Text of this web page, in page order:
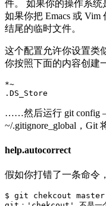
件。 如果你的操作系统
如果你把 Emacs 或
结尾的临时文件。
这个配置允许你设置类
你按照下面的内容创建
*~
.DS_Store
……然后运行 git config
~/.gitignore_global，Git
help.autocorrect
假如你打错了一条命令
$ git chekcout master